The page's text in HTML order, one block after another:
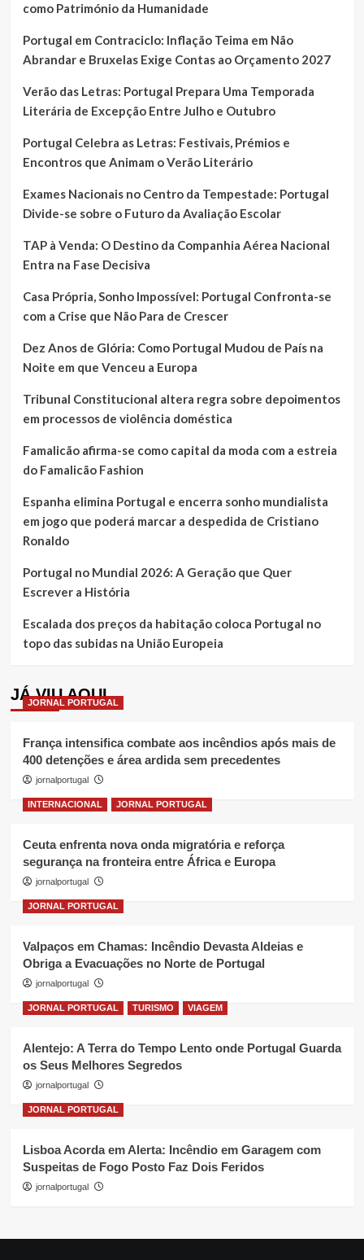
como Património da Humanidade
Portugal em Contraciclo: Inflação Teima em Não
Abrandar e Bruxelas Exige Contas ao Orçamento 2027
Verão das Letras: Portugal Prepara Uma Temporada
Literária de Excepção Entre Julho e Outubro
Portugal Celebra as Letras: Festivais, Prémios e
Encontros que Animam o Verão Literário
Exames Nacionais no Centro da Tempestade: Portugal
Divide-se sobre o Futuro da Avaliação Escolar
TAP à Venda: O Destino da Companhia Aérea Nacional
Entra na Fase Decisiva
Casa Própria, Sonho Impossível: Portugal Confronta-se
com a Crise que Não Para de Crescer
Dez Anos de Glória: Como Portugal Mudou de País na
Noite em que Venceu a Europa
Tribunal Constitucional altera regra sobre depoimentos
em processos de violência doméstica
Famalicão afirma-se como capital da moda com a estreia
do Famalicão Fashion
Espanha elimina Portugal e encerra sonho mundialista
em jogo que poderá marcar a despedida de Cristiano
Ronaldo
Portugal no Mundial 2026: A Geração que Quer
Escrever a História
Escalada dos preços da habitação coloca Portugal no
topo das subidas na União Europeia
JÁ VIU AQUI
JORNAL PORTUGAL
França intensifica combate aos incêndios após mais de
400 detenções e área ardida sem precedentes
jornalportugal
INTERNACIONAL JORNAL PORTUGAL
Ceuta enfrenta nova onda migratória e reforça
segurança na fronteira entre África e Europa
jornalportugal
JORNAL PORTUGAL
Valpaços em Chamas: Incêndio Devasta Aldeias e
Obriga a Evacuações no Norte de Portugal
jornalportugal
JORNAL PORTUGAL TURISMO VIAGEM
Alentejo: A Terra do Tempo Lento onde Portugal Guarda
os Seus Melhores Segredos
jornalportugal
JORNAL PORTUGAL
Lisboa Acorda em Alerta: Incêndio em Garagem com
Suspeitas de Fogo Posto Faz Dois Feridos
jornalportugal